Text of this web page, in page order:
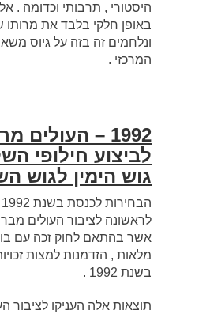
היסטורי , תרבותי וכדומה .
באופן חלקי בלבד את מרותו
ונלחמים זה בזה על גיוס
המרכזי .
1992 – העולים
לביצוע חילופי
גוש הימין לגוש
לראשונה לציבור העולים
אשר בהתאם לחוק זכה עם
מלאות , הזדמנות למצות
בשנת 1992 .
תוצאות אלה העניקו לציבור